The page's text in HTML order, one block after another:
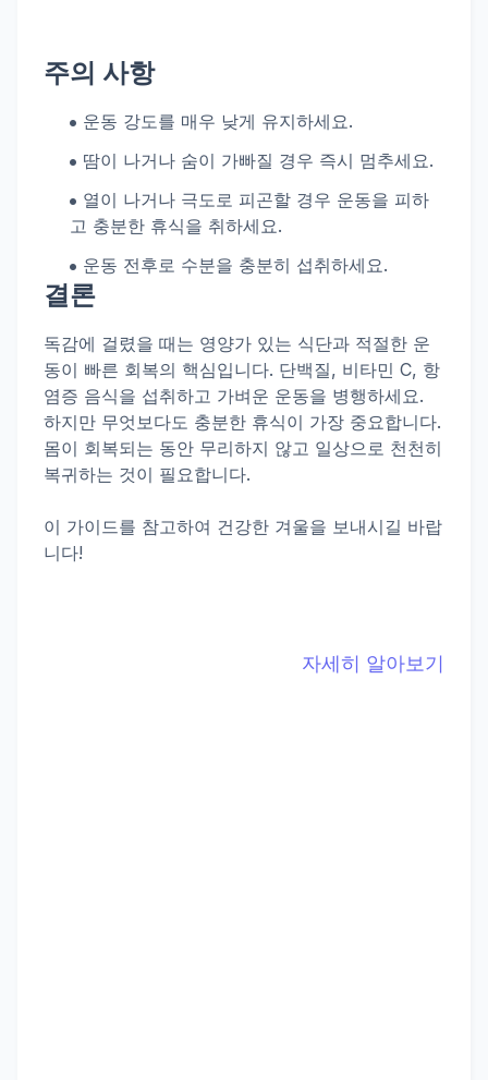
주의 사항
운동 강도를 매우 낮게 유지하세요.
땀이 나거나 숨이 가빠질 경우 즉시 멈추세요.
열이 나거나 극도로 피곤할 경우 운동을 피하
고 충분한 휴식을 취하세요.
운동 전후로 수분을 충분히 섭취하세요.
결론
독감에 걸렸을 때는 영양가 있는 식단과 적절한 운
동이 빠른 회복의 핵심입니다. 단백질, 비타민 C, 항
염증 음식을 섭취하고 가벼운 운동을 병행하세요.
하지만 무엇보다도 충분한 휴식이 가장 중요합니다.
몸이 회복되는 동안 무리하지 않고 일상으로 천천히
복귀하는 것이 필요합니다.
이 가이드를 참고하여 건강한 겨울을 보내시길 바랍
니다!
자세히 알아보기